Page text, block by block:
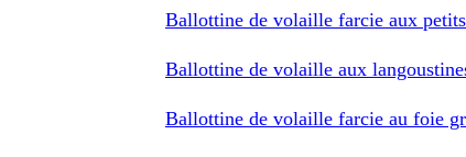
Ballottine de volaille farcie aux petits
Ballottine de volaille aux
Ballottine de volaille farcie au foie